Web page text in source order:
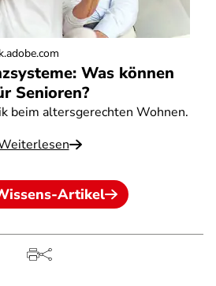
Was können
Senioren?
beim altersgerechten Wohnen.
Artikel